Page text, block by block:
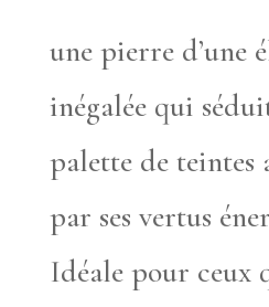
une pierre d’une
inégalée qui
palette de teintes
par ses vertus
Idéale pour ceux